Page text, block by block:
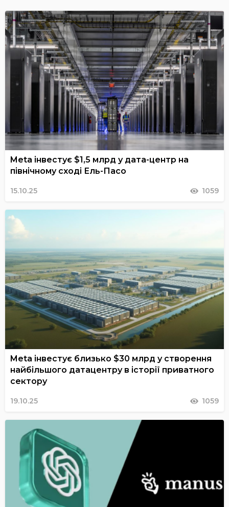
Meta інвестує $1,5 млрд у дата-центр на
північному сході Ель-Пасо
15.10.25 1059
Meta інвестує близько $30 млрд у створення
найбільшого датацентру в історії приватного
сектору
19.10.25 1059